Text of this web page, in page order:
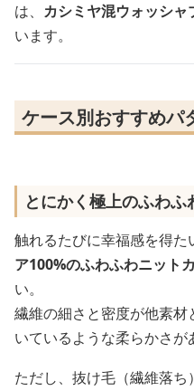
は、 カシミヤ混ウォッシャ
います。
ケース別おすすめパ
とにかく極上のふわ
触れるたびに幸福感を得た
ア100%のふわふわニット
い。
繊維の細さと密度が他素
いているような柔らかさが
ただし、抜け毛（繊維落